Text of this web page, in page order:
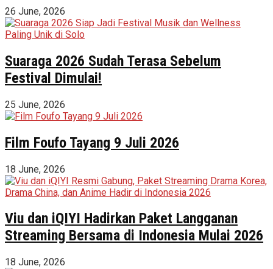
26 June, 2026
Suaraga 2026 Sudah Terasa Sebelum
Festival Dimulai!
25 June, 2026
Film Foufo Tayang 9 Juli 2026
18 June, 2026
Viu dan iQIYI Hadirkan Paket Langganan
Streaming Bersama di Indonesia Mulai 2026
18 June, 2026